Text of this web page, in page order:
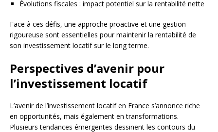
Évolutions fiscales : impact potentiel sur la rentabilité nette
Face à ces défis, une approche proactive et une gestion
rigoureuse sont essentielles pour maintenir la rentabilité de
son investissement locatif sur le long terme.
Perspectives d’avenir pour
l’investissement locatif
L’avenir de l’investissement locatif en France s’annonce riche
en opportunités, mais également en transformations.
Plusieurs tendances émergentes dessinent les contours du